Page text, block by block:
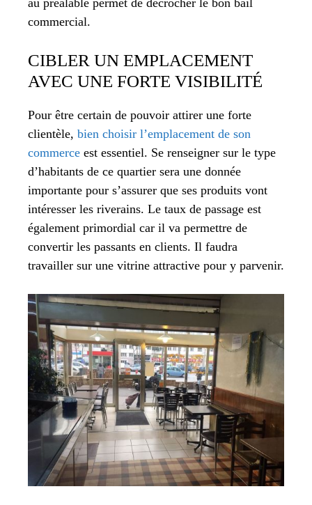
au préalable permet de décrocher le bon bail
commercial.
CIBLER UN EMPLACEMENT
AVEC UNE FORTE VISIBILITÉ
Pour être certain de pouvoir attirer une forte
clientèle, bien choisir l’emplacement de son
commerce est essentiel. Se renseigner sur le type
d’habitants de ce quartier sera une donnée
importante pour s’assurer que ses produits vont
intéresser les riverains. Le taux de passage est
également primordial car il va permettre de
convertir les passants en clients. Il faudra
travailler sur une vitrine attractive pour y parvenir.